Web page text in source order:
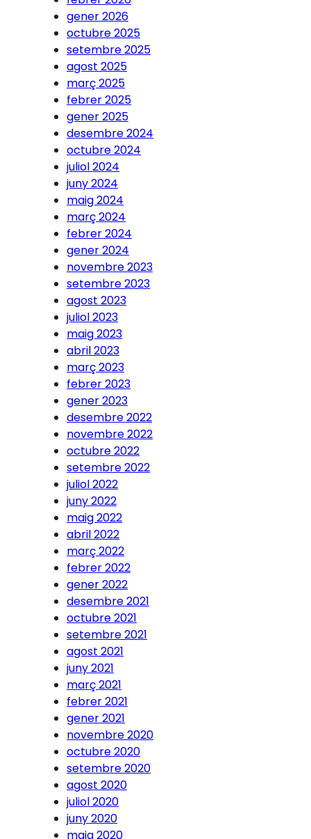
gener 2026
octubre 2025
setembre 2025
agost 2025
març 2025
febrer 2025
gener 2025
desembre 2024
octubre 2024
juliol 2024
juny 2024
maig 2024
març 2024
febrer 2024
gener 2024
novembre 2023
setembre 2023
agost 2023
juliol 2023
maig 2023
abril 2023
març 2023
febrer 2023
gener 2023
desembre 2022
novembre 2022
octubre 2022
setembre 2022
juliol 2022
juny 2022
maig 2022
abril 2022
març 2022
febrer 2022
gener 2022
desembre 2021
octubre 2021
setembre 2021
agost 2021
juny 2021
març 2021
febrer 2021
gener 2021
novembre 2020
octubre 2020
setembre 2020
agost 2020
juliol 2020
juny 2020
maig 2020